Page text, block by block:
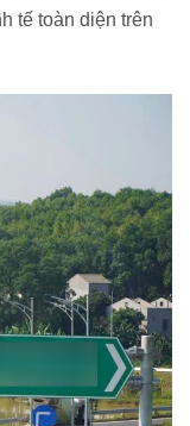
tế toàn diện trên